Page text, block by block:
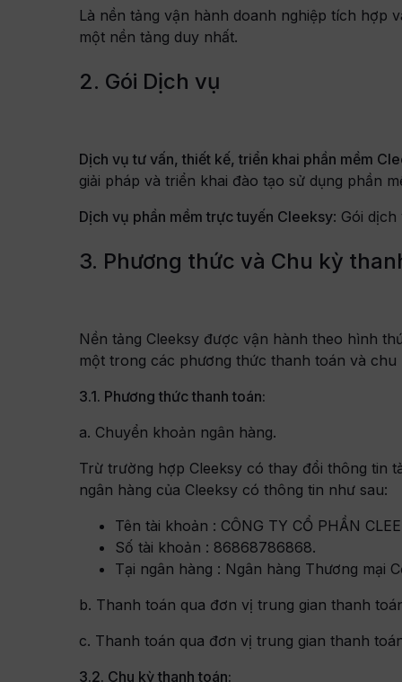
cần nắm
lực làm chủ vận
cách chọn đơn vị uy tín
Là nền tảng vận hành doanh nghiệp tích hợp
một nền tảng duy nhất.
2. Gói Dịch vụ
Dịch vụ tư vấn, thiết kế, triển khai phần mềm
giải pháp và triển khai đào tạo sử dụng phần
Dịch vụ phần mềm trực tuyến Cleeksy: Gói dịch
3. Phương thức và Chu kỳ
Nền tảng Cleeksy được vận hành theo hình
một trong các phương thức thanh toán và
3.1. Phương thức thanh toán:
a. Chuyển khoản ngân hàng.
Trừ trường hợp Cleeksy có thay đổi thông tin
ngân hàng của Cleeksy có thông tin như sau:
Tên tài khoản : CÔNG TY CỔ PHẦN
Số tài khoản : 86868786868.
Tại ngân hàng : Ngân hàng Thương mại
b. Thanh toán qua đơn vị trung gian thanh
c. Thanh toán qua đơn vị trung gian thanh
3.2. Chu kỳ thanh toán: